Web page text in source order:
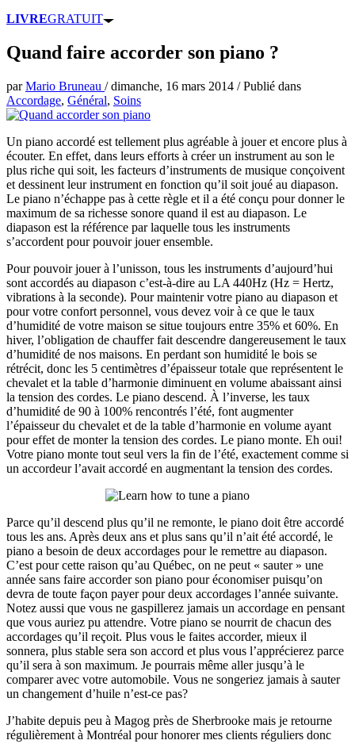
LIVREGRATUIT
Quand faire accorder son piano ?
parMario Bruneau /dimanche, 16 mars 2014 /Publié dans
Accordage, Général, Soins
Un piano accordé est tellement plus agréable à jouer et encore plus à
écouter. En effet, dans leurs efforts à créer un instrument au son le
plus riche qui soit, les facteurs d’instruments de musique conçoivent
et dessinent leur instrument en fonction qu’il soit joué au diapason.
Le piano n’échappe pas à cette règle et il a été conçu pour donner le
maximum de sa richesse sonore quand il est au diapason. Le
diapason est la référence par laquelle tous les instruments
s’accordent pour pouvoir jouer ensemble.
Pour pouvoir jouer à l’unisson, tous les instruments d’aujourd’hui
sont accordés au diapason c’est-à-dire au LA 440Hz (Hz = Hertz,
vibrations à la seconde). Pour maintenir votre piano au diapason et
pour votre confort personnel, vous devez voir à ce que le taux
d’humidité de votre maison se situe toujours entre 35% et 60%. En
hiver, l’obligation de chauffer fait descendre dangereusement le taux
d’humidité de nos maisons. En perdant son humidité le bois se
rétrécit, donc les 5 centimètres d’épaisseur totale que représentent le
chevalet et la table d’harmonie diminuent en volume abaissant ainsi
la tension des cordes. Le piano descend. À l’inverse, les taux
d’humidité de 90 à 100% rencontrés l’été, font augmenter
l’épaisseur du chevalet et de la table d’harmonie en volume ayant
pour effet de monter la tension des cordes. Le piano monte. Eh oui!
Votre piano monte tout seul vers la fin de l’été, exactement comme si
un accordeur l’avait accordé en augmentant la tension des cordes.
Parce qu’il descend plus qu’il ne remonte, le piano doit être accordé
tous les ans. Après deux ans et plus sans qu’il n’ait été accordé, le
piano a besoin de deux accordages pour le remettre au diapason.
C’est pour cette raison qu’au Québec, on ne peut « sauter » une
année sans faire accorder son piano pour économiser puisqu’on
devra de toute façon payer pour deux accordages l’année suivante.
Notez aussi que vous ne gaspillerez jamais un accordage en pensant
que vous auriez pu attendre. Votre piano se nourrit de chacun des
accordages qu’il reçoit. Plus vous le faites accorder, mieux il
sonnera, plus stable sera son accord et plus vous l’apprécierez parce
qu’il sera à son maximum. Je pourrais même aller jusqu’à le
comparer avec votre automobile. Vous ne songeriez jamais à sauter
un changement d’huile n’est-ce pas?
J’habite depuis peu à Magog près de Sherbrooke mais je retourne
régulièrement à Montréal pour honorer mes clients réguliers donc